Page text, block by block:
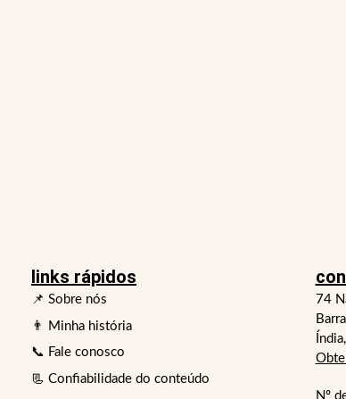
links rápidos
📌 Sobre nós
👨 Minha história
📞 Fale conosco
📃 Confiabilidade do conteúdo
74
Nº